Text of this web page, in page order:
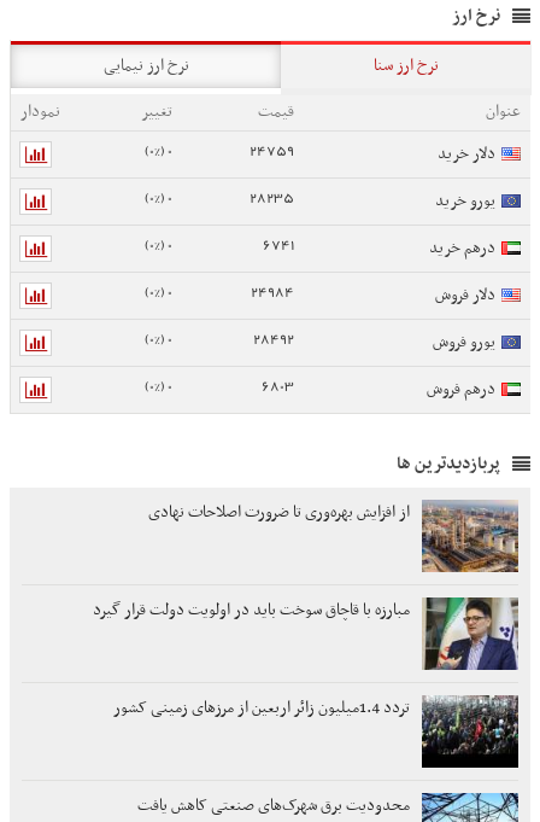
نرخ ارز
نرخ ارز سنا
نرخ ارز نیمایی
عنوان
قیمت تغییر
نمودار
دلار خرید
24759
0 (0%)
یورو خرید 28235
0 (0%)
درهم خرید 6741
0 (0%)
دلار فروش 24984
0 (0%)
یورو فروش 28492
0 (0%)
درهم فروش 6803
0 (0%)
پربازدیدترین ها
از افزایش بهره‌وری تا ضرورت اصلاحات نهادی
مبارزه با قاچاق سوخت باید در اولویت دولت قرار گیرد
تردد 1.4میلیون زائر اربعین از مرزهای زمینی کشور
محدودیت برق شهرک‌های صنعتی کاهش یافت